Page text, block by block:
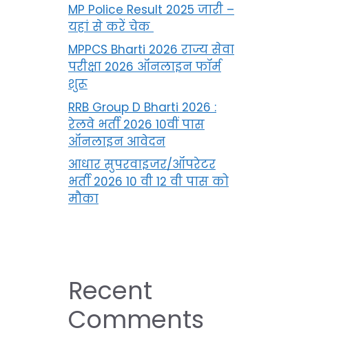
MP Police Result 2025 जारी –
यहां से करें चेक
MPPCS Bharti 2026 राज्य सेवा
परीक्षा 2026 ऑनलाइन फॉर्म
शुरू
RRB Group D Bharti 2026 :
रेलवे भर्ती 2026 10वीं पास
ऑनलाइन आवेदन
आधार सुपरवाइजर/ऑपरेटर
भर्ती 2026 10 वी 12 वी पास को
मौका
Recent
Comments